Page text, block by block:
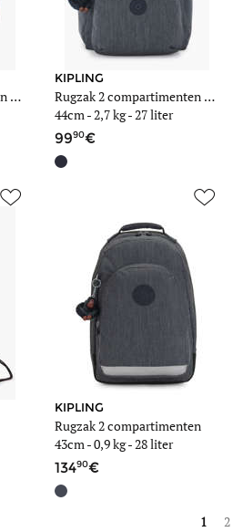
Rugzak 2 compartimenten met 15" laptopvak
KIPLING
Rugzak 2 compartimenten met 15" laptopvak
44cm -2,7 kg- 27 liter
9990
KIPLING
Rugzak 2 compartimenten
43cm -0,9 kg- 28 liter
13490
1 2